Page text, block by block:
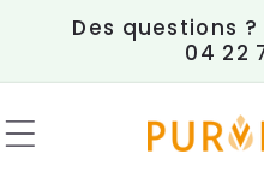
passer
contenu
Des questions
04 22